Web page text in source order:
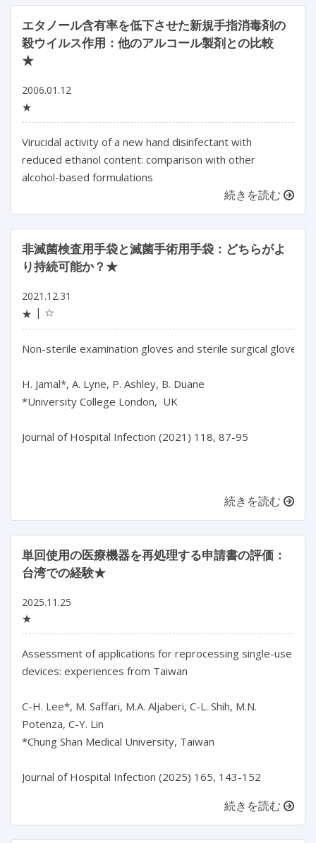
エタノール含有率を低下させた新規手指消毒剤の
殺ウイルス作用：他のアルコール製剤との比較
★
2006.01.12
★
Virucidal activity of a new hand disinfectant with
reduced ethanol content: comparison with other
alcohol-based formulations
続きを読む
非滅菌検査用手袋と滅菌手術用手袋：どちらがよ
り持続可能か？★
2021.12.31
★
☆
Non-sterile examination gloves and sterile surgical gloves:
H. Jamal*, A. Lyne, P. Ashley, B. Duane
*University College London,  UK
Journal of Hospital Infection (2021) 118, 87-95
続きを読む
単回使用の医療機器を再処理する申請書の評価：
台湾での経験★
2025.11.25
★
Assessment of applications for reprocessing single-use
devices: experiences from Taiwan
C-H. Lee*, M. Saffari, M.A. Aljaberi, C-L. Shih, M.N.
Potenza, C-Y. Lin
*Chung Shan Medical University, Taiwan
続きを読む